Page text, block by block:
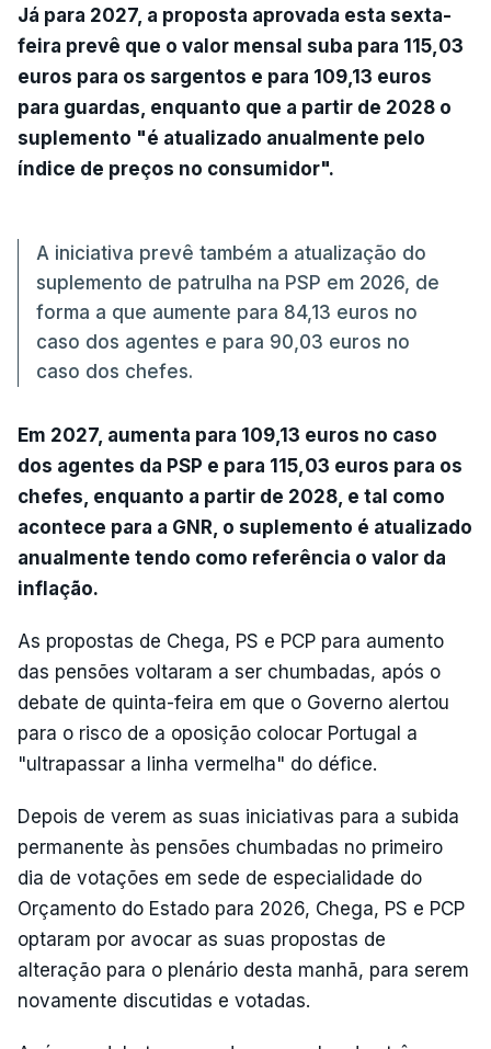
Já para 2027, a proposta aprovada esta sexta-
feira prevê que o valor mensal suba para 115,03
euros para os sargentos e para 109,13 euros
para guardas, enquanto que a partir de 2028 o
suplemento "é atualizado anualmente pelo
índice de preços no consumidor".
A iniciativa prevê também a atualização do
suplemento de patrulha na PSP em 2026, de
forma a que aumente para 84,13 euros no
caso dos agentes e para 90,03 euros no
caso dos chefes.
Em 2027, aumenta para 109,13 euros no caso
dos agentes da PSP e para 115,03 euros para os
chefes, enquanto a partir de 2028, e tal como
acontece para a GNR, o suplemento é atualizado
anualmente tendo como referência o valor da
inflação.
As propostas de Chega, PS e PCP para aumento
das pensões voltaram a ser chumbadas, após o
debate de quinta-feira em que o Governo alertou
para o risco de a oposição colocar Portugal a
"ultrapassar a linha vermelha" do défice.
Depois de verem as suas iniciativas para a subida
permanente às pensões chumbadas no primeiro
dia de votações em sede de especialidade do
Orçamento do Estado para 2026, Chega, PS e PCP
optaram por avocar as suas propostas de
alteração para o plenário desta manhã, para serem
novamente discutidas e votadas.